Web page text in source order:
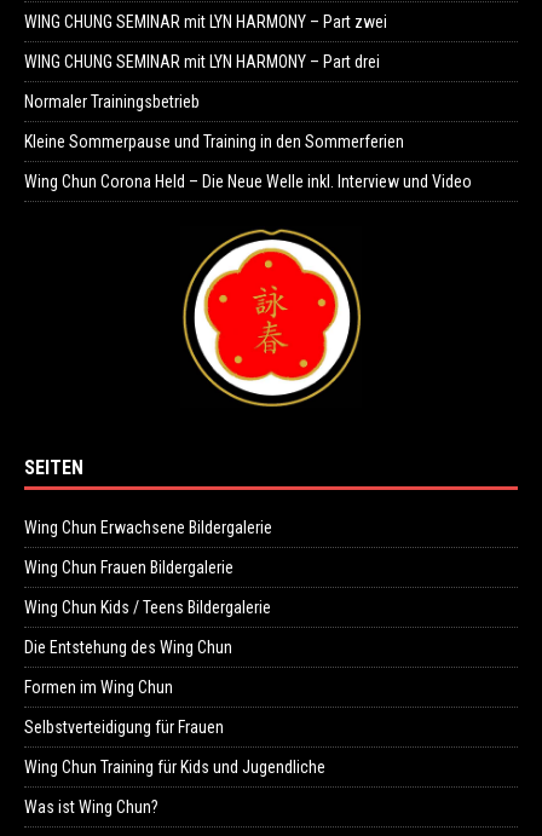
WING CHUNG SEMINAR mit LYN HARMONY – Part zwei
WING CHUNG SEMINAR mit LYN HARMONY – Part drei
Normaler Trainingsbetrieb
Kleine Sommerpause und Training in den Sommerferien
Wing Chun Corona Held – Die Neue Welle inkl. Interview und Video
SEITEN
Wing Chun Erwachsene Bildergalerie
Wing Chun Frauen Bildergalerie
Wing Chun Kids / Teens Bildergalerie
Die Entstehung des Wing Chun
Formen im Wing Chun
Selbstverteidigung für Frauen
Wing Chun Training für Kids und Jugendliche
Was ist Wing Chun?